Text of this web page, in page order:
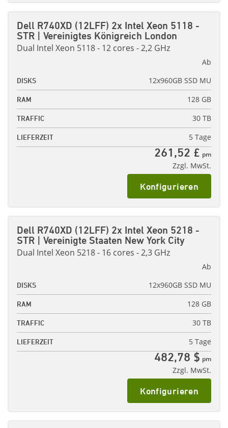
Dell R740XD (12LFF) 2x Intel Xeon 5118 -
STR | Vereinigtes Königreich London
Dual Intel Xeon 5118 - 12 cores - 2,2 GHz
Ab
12x960GB SSD MU
DISKS
128 GB
RAM
30 TB
TRAFFIC
5 Tage
LIEFERZEIT
261,52 £ pm
Zzgl. MwSt.
Konfigurieren
Dell R740XD (12LFF) 2x Intel Xeon 5218 -
STR | Vereinigte Staaten New York City
Dual Intel Xeon 5218 - 16 cores - 2,3 GHz
Ab
12x960GB SSD MU
DISKS
128 GB
RAM
30 TB
TRAFFIC
5 Tage
LIEFERZEIT
482,78 $ pm
Zzgl. MwSt.
Konfigurieren